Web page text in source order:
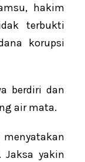
hakim
terbukti
korupsi
berdiri dan
air mata.
yakin